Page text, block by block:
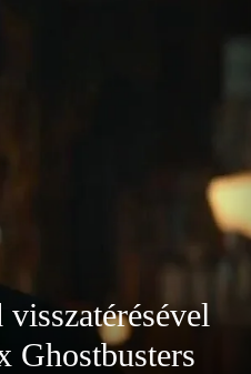
Ghostbusters